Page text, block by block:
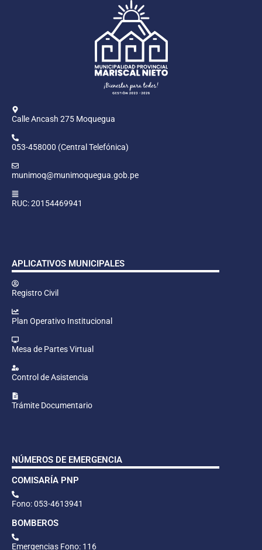
Calle Ancash 275 Moquegua
053-458000 (Central Telefónica)
munimoq@munimoquegua.gob.pe
RUC: 20154469941
APLICATIVOS MUNICIPALES
Registro Civil
Plan Operativo Institucional
Mesa de Partes Virtual
Control de Asistencia
Trámite Documentario
NÚMEROS DE EMERGENCIA
COMISARÍA PNP
Fono: 053-4613941
BOMBEROS
Emergencias Fono: 116